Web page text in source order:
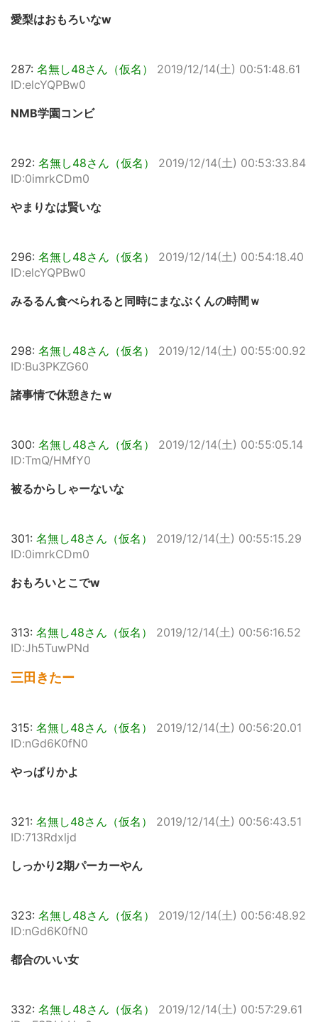
愛梨はおもろいなw
287: 名無し48さん（仮名）
2019/12/14(土) 00:51:48.61
ID:elcYQPBw0
NMB学園コンビ
292: 名無し48さん（仮名）
2019/12/14(土) 00:53:33.84
ID:0imrkCDm0
やまりなは賢いな
296: 名無し48さん（仮名）
2019/12/14(土) 00:54:18.40
ID:elcYQPBw0
みるるん食べられると同時にまなぶくんの時間ｗ
298: 名無し48さん（仮名）
2019/12/14(土) 00:55:00.92
ID:Bu3PKZG60
諸事情で休憩きたｗ
300: 名無し48さん（仮名）
2019/12/14(土) 00:55:05.14
ID:TmQ/HMfY0
被るからしゃーないな
301: 名無し48さん（仮名）
2019/12/14(土) 00:55:15.29
ID:0imrkCDm0
おもろいとこでw
313: 名無し48さん（仮名）
2019/12/14(土) 00:56:16.52
ID:Jh5TuwPNd
三田きたー
315: 名無し48さん（仮名）
2019/12/14(土) 00:56:20.01
ID:nGd6K0fN0
やっぱりかよ
321: 名無し48さん（仮名）
2019/12/14(土) 00:56:43.51
ID:713Rdxljd
しっかり2期パーカーやん
323: 名無し48さん（仮名）
2019/12/14(土) 00:56:48.92
ID:nGd6K0fN0
都合のいい女
332: 名無し48さん（仮名）
2019/12/14(土) 00:57:29.61